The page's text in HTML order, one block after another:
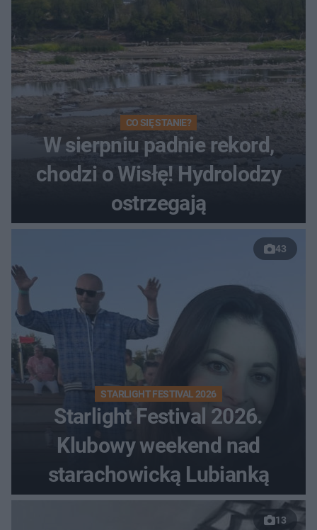
CO SIĘ STANIE?
W sierpniu padnie rekord,
chodzi o Wisłę! Hydrolodzy
ostrzegają
43
STARLIGHT FESTIVAL 2026
Starlight Festival 2026.
Klubowy weekend nad
starachowicką Lubianką
13